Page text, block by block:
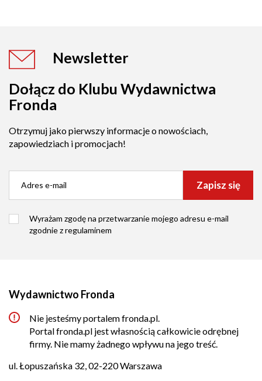
Newsletter
Dołącz do Klubu Wydawnictwa
Fronda
Otrzymuj jako pierwszy informacje o nowościach,
zapowiedziach i promocjach!
Zapisz się
Wyrażam zgodę na przetwarzanie mojego adresu e-mail
zgodnie zregulaminem
Wydawnictwo Fronda
Nie jesteśmy portalem fronda.pl.
Portal fronda.pl jest własnością całkowicie odrębnej
firmy. Nie mamy żadnego wpływu na jego treść.
ul. Łopuszańska 32, 02-220 Warszawa